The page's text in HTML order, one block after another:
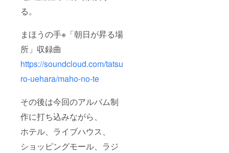
る。
まほうの手※「朝日が昇る場
所」収録曲
https://soundcloud.com/tatsu
ro-uehara/maho-no-te
その後は今回のアルバム制
作に打ち込みながら、
ホテル、ライブハウス、
ショッピングモール、ラジ